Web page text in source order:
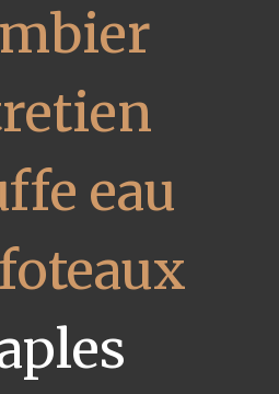
eau